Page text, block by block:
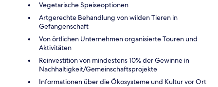
Vegetarische Speiseoptionen
Artgerechte Behandlung von wilden Tieren in
Gefangenschaft
Von örtlichen Unternehmen organisierte Touren und
Aktivitäten
Reinvestition von mindestens 10% der Gewinne in
Nachhaltigkeit/Gemeinschaftsprojekte
Informationen über die Ökosysteme und Kultur vor Ort